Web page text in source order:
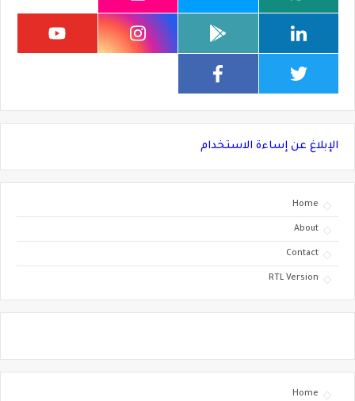
الإبلاغ عن إساءة الاستخدام
Home
About
Contact
RTL Version
Home